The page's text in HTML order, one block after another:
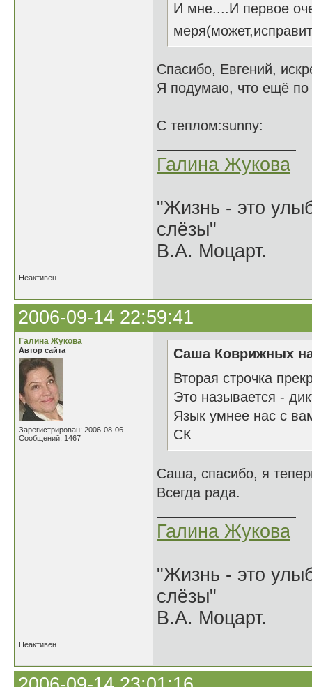
И мне....И первое
Спасибо, Евгений,
Я подумаю, что ещё по
С теплом:sunny:
Галина Жукова
"Жизнь - это
слёзы"
В.А. Моцарт.
Неактивен
2006-09-14 22:59:41
Галина Жукова
Автор сайта
Зарегистрирован: 2006-08-06
Сообщений: 1467
Саша Коврижных
Вторая строчка
Это называется -
Язык умнее нас с
СК
Саша, спасибо, я
Всегда рада.
Галина Жукова
"Жизнь - это
слёзы"
В.А. Моцарт.
Неактивен